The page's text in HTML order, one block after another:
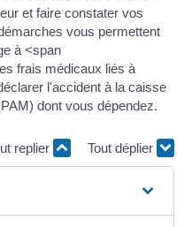
et faire constater vos
vous permettent
à <span
frais médicaux liés à
l'accident à la caisse
dont vous dépendez.
replier Tout déplier